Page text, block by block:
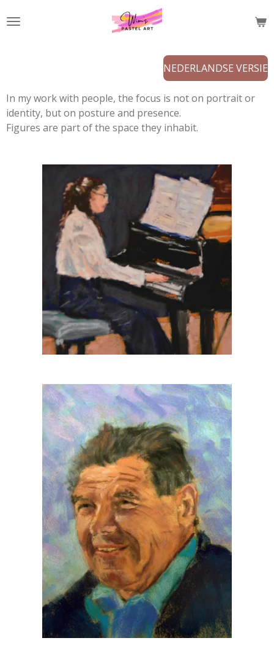
direct
NEDERLANDSE VERSIE
In my work with people, the focus is not on portrait or
identity, but on posture and presence.
Figures are part of the space they inhabit.